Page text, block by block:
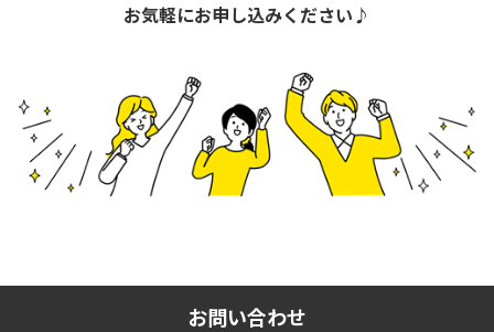
お気軽にお申し込みください♪
お問い合わせ